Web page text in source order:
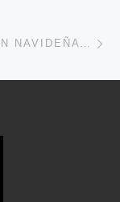
OBJETOS BÁSICOS DE DECORACIÓN NAVIDEÑA PARA PREPARAR TU HOGAR